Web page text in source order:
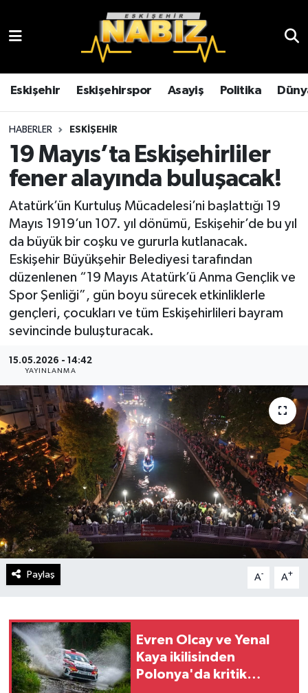
Eskişehir Eskişehirspor Asayiş Politika
HABERLER ESKIŞEHIR
19 Mayıs’ta Eskişehirliler
fener alayında buluşacak!
Atatürk’ün Kurtuluş Mücadelesi’ni başlattığı 19
Mayıs 1919’un 107. yıl dönümü, Eskişehir’de bu yıl
da büyük bir coşku ve gururla kutlanacak.
Eskişehir Büyükşehir Belediyesi tarafından
düzenlenen “19 Mayıs Atatürk’ü Anma Gençlik ve
Spor Şenliği”, gün boyu sürecek etkinliklerle
gençleri, çocukları ve tüm Eskişehirlileri bayram
sevincinde buluşturacak.
15.05.2026 - 14:42
YAYINLANMA
Paylaş A- A+
Evren Olcay ve Yenal
Kaya ikilisinden
Polonya'da kritik
Çevre
Eğitim
Eskişehir
Eskişehirspor
Genel
Gündem
Kültür Sanat
Magazin
Politika
Sağlık
Spor
Teknoloji
Yaşam
Eskişehir Hava Durumu
Eskişehir Trafik Yoğunluk Haritası
TFF 3.Lig 4.Grup Puan Durumu ve Fikstür
Tüm Manşetler
Son Dakika Haberleri
Haber Arşivi